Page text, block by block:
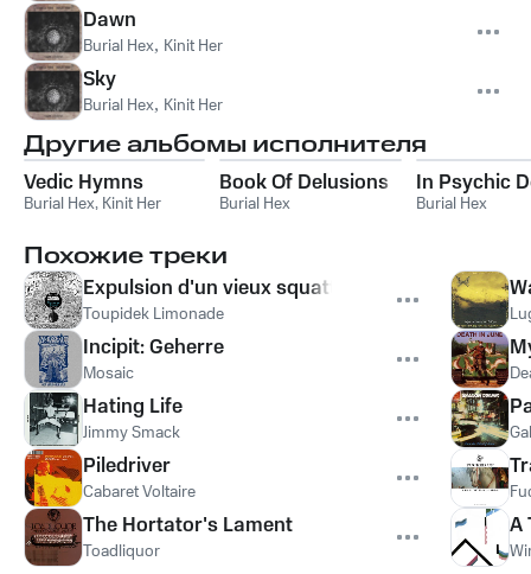
Dawn
Burial Hex, Kinit Her
Sky
Burial Hex, Kinit Her
Другие альбомы исполнителя
Vedic Hymns
Burial Hex, Kinit Her
Book Of Delusions
Burial Hex
In Psychic
Burial Hex
Похожие треки
Expulsion d'un vieux squatter
Toupidek Limonade
Incipit: Geherre
Mosaic
Hating Life
Jimmy Smack
Piledriver
Cabaret Voltaire
The Hortator's Lament
Toadliquor
A